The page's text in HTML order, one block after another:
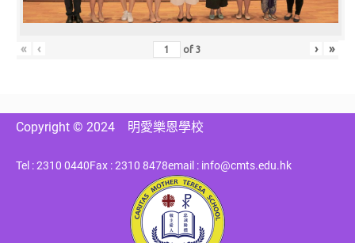
« ‹ of3 › »
Copyright © 2024 明愛樂恩學校
Tel : 2310 0440Fax : 2310 8478email : info@cmts.edu.hk